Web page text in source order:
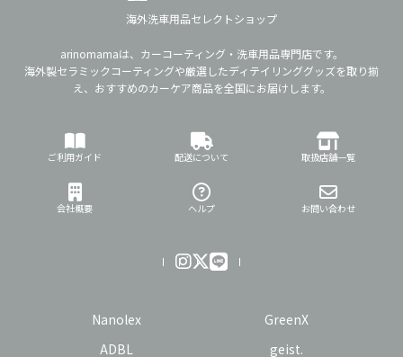
海外洗車用品セレクトショップ
arinomamaは、カーコーティング・洗車用品専門店です。
海外製セラミックコーティングや厳選したディテイリンググッズを取り揃
え、おすすめのカーケア商品を全国にお届けします。
ご利用ガイド 配送について 取扱店舗一覧
会社概要 ヘルプ お問い合わせ
Nanolex
GreenX
ADBL
geist.